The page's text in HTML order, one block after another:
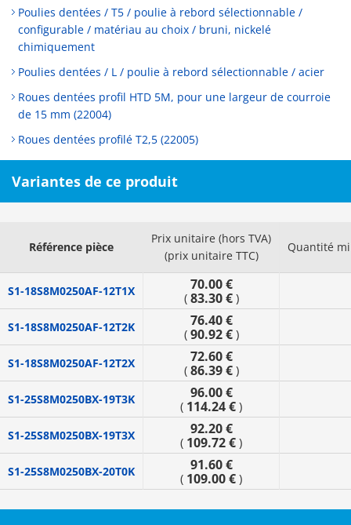
Poulies dentées / T5 / poulie à rebord sélectionnable /
configurable / matériau au choix / bruni, nickelé
chimiquement
Poulies dentées / L / poulie à rebord sélectionnable / acier
Roues dentées profil HTD 5M, pour une largeur de courroie
de 15 mm (22004)
Roues dentées profilé T2,5 (22005)
Variantes de ce produit
Référence pièce
Prix unitaire (hors TVA)
(prix unitaire TTC)
Quantité
S1-18S8M0250AF-12T1X 70.00 €
( 83.30 €)
S1-18S8M0250AF-12T2K 76.40 €
( 90.92 €)
S1-18S8M0250AF-12T2X 72.60 €
( 86.39 €)
S1-25S8M0250BX-19T3K 96.00 €
( 114.24 € )
S1-25S8M0250BX-19T3X 92.20 €
( 109.72 € )
S1-25S8M0250BX-20T0K 91.60 €
( 109.00 € )